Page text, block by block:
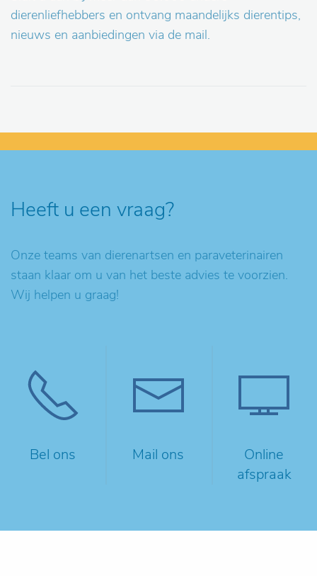
dierenliefhebbers en ontvang maandelijks dierentips,
nieuws en aanbiedingen via de mail.
Heeft u een vraag?
Onze teams van dierenartsen en paraveterinairen
staan klaar om u van het beste advies te voorzien.
Wij helpen u graag!
Bel ons Mail ons
Online
afspraak